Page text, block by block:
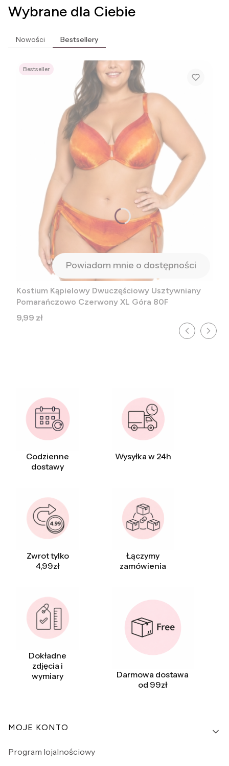
Wybrane dla Ciebie
Nowości Bestsellery
Bestseller
Powiadom mnie o dostępności
Kostium Kąpielowy Dwuczęściowy Usztywniany
Pomarańczowo Czerwony XL Góra 80F
Cena
9,99 zł
Codzienne
dostawy
Wysyłka w 24h
Zwrot tylko
4,99zł
Łączymy
zamówienia
Dokładne
zdjęcia i
wymiary
Darmowa dostawa
od 99zł
Linki w stopce
MOJE KONTO
Program lojalnościowy